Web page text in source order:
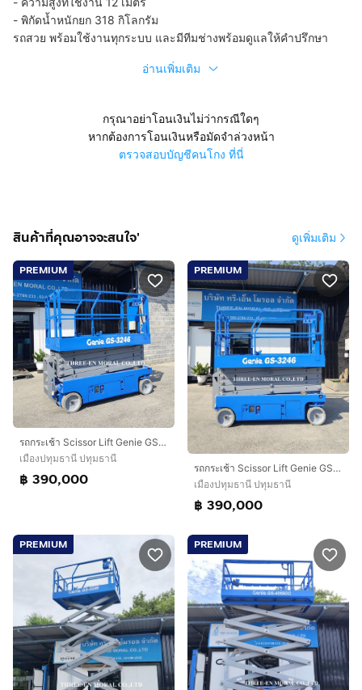
- พิกัดน้ำหนักยก 318 กิโลกรัม
รถสวย พร้อมใช้งานทุกระบบ และมีทีมช่างพร้อมดูแลให้คำปรึกษา
อ่านเพิ่มเติม
กรุณาอย่าโอนเงินไม่ว่ากรณีใดๆ
หากต้องการโอนเงินหรือมัดจำล่วงหน้า
ตรวจสอบบัญชีคนโกง ที่นี่
สินค้าที่คุณอาจจะสนใจ' ดูเพิ่มเติม
PREMIUM
รถกระเช้า Scissor Lift Genie GS-3246
เมืองปทุมธานี ปทุมธานี
฿ 390,000
PREMIUM
รถกระเช้า Scissor Lift Genie GS-3246
เมืองปทุมธานี ปทุมธานี
฿ 390,000
PREMIUM PREMIUM